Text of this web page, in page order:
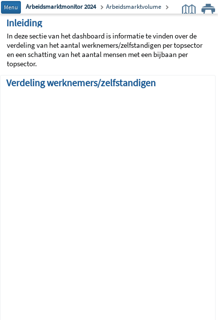
Menu Arbeidsmarktmonitor 2024
Arbeidsmarktvolume
Topsectoren-indeling
Inleiding
In deze sectie van het dashboard is informatie te vinden over de
verdeling van het aantal werknemers/zelfstandigen per topsector
en een schatting van het aantal mensen met een bijbaan per
topsector.
Verdeling werknemers/zelfstandigen